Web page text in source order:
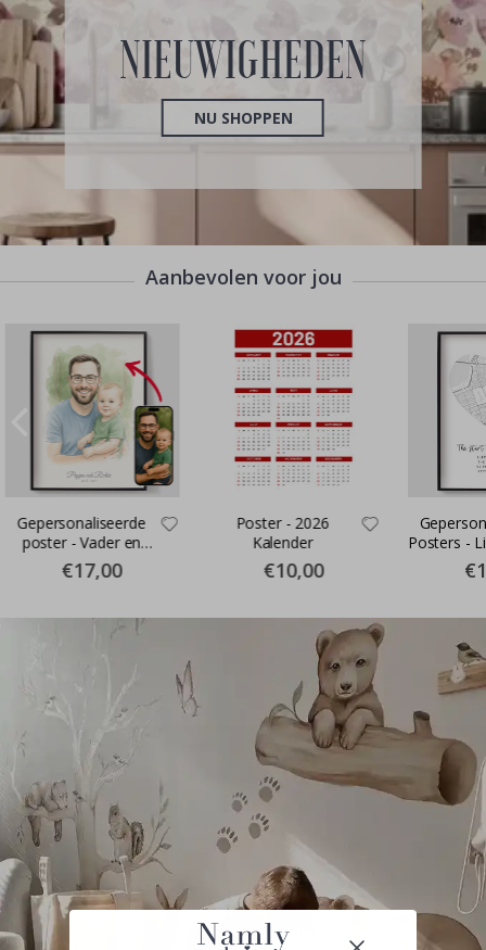
NIEUWIGHEDEN
NU SHOPPEN
Aanbevolen voor jou
Gepersonaliseerde
poster - Vader en
kinderen aquarel – AI-
poster
€17,00
Poster - 2026
Kalender
€10,00
Posters -
- Waar